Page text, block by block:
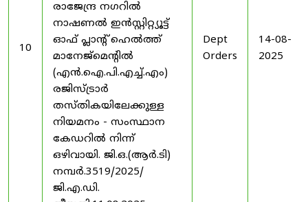
10
രാജേന്ദ്ര നഗറിൽ
നാഷണൽ ഇൻസ്റ്റിറ്റ്യൂട്ട്
ഓഫ് പ്ലാന്റ് ഹെൽത്ത്
മാനേജ്‌മെന്റിൽ
(എൻ.ഐ.പി.എച്ച്.എം)
രജിസ്ട്രാർ
തസ്തികയിലേക്കുള്ള
നിയമനം - സംസ്ഥാന
കേഡറിൽ നിന്ന്
ഒഴിവായി. ജി.ഒ.(ആർ.ടി)
നമ്പർ.3519/2025/
ജി.എ.ഡി.
Dept
Orders
14-08-
2025